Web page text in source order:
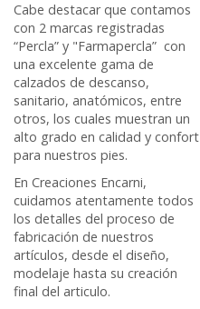
Cabe destacar que contamos
con 2 marcas registradas
“Percla” y "Farmapercla” con
una excelente gama de
calzados de descanso,
sanitario, anatómicos, entre
otros, los cuales muestran un
alto grado en calidad y confort
para nuestros pies.
En Creaciones Encarni,
cuidamos atentamente todos
los detalles del proceso de
fabricación de nuestros
artículos, desde el diseño,
modelaje hasta su creación
final del articulo.